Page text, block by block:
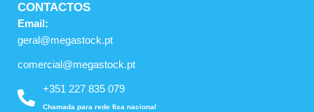
CONTACTOS
Email:
geral@megastock.pt
comercial@megastock.pt
+351 227 835 079
Chamada para rede fixa nacional